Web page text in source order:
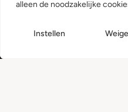
alleen de noodzakelijke
Instellen
Shop Op Maat